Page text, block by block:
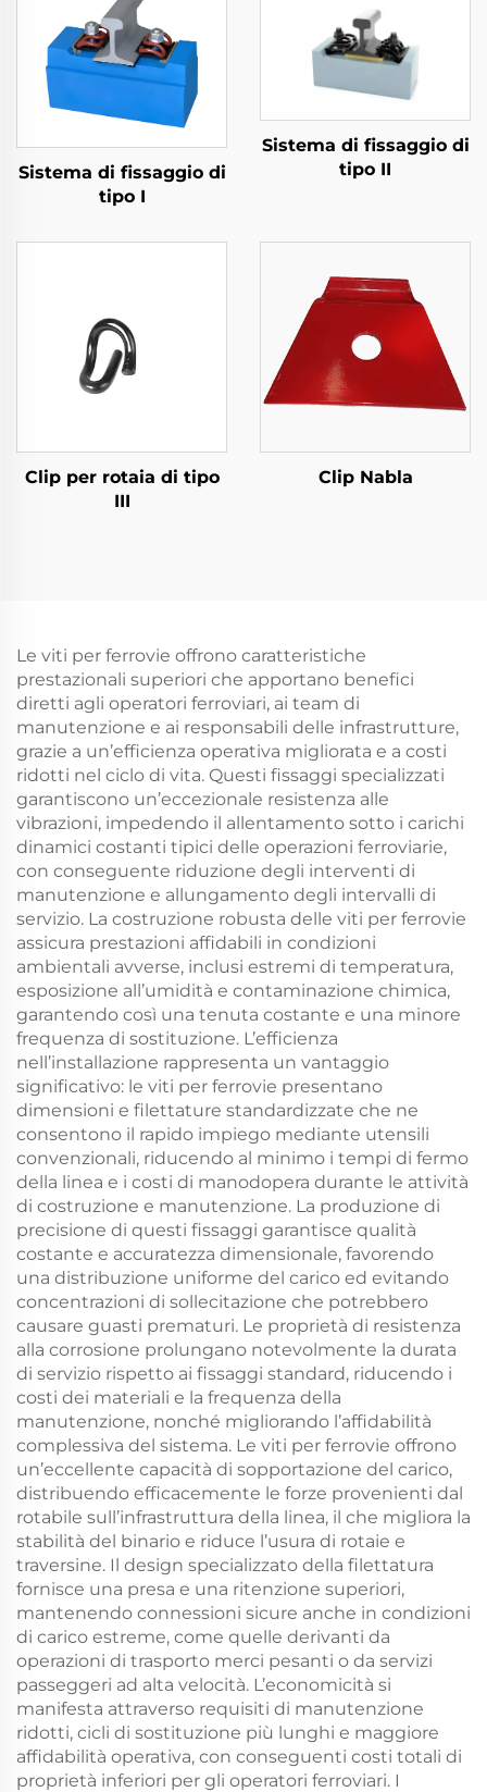
Sistema di fissaggio di
tipo I
Sistema di fissaggio di
tipo II
Clip per rotaia di tipo
III
Clip Nabla
Le viti per ferrovie offrono caratteristiche
prestazionali superiori che apportano benefici
diretti agli operatori ferroviari, ai team di
manutenzione e ai responsabili delle infrastrutture,
grazie a un’efficienza operativa migliorata e a costi
ridotti nel ciclo di vita. Questi fissaggi specializzati
garantiscono un’eccezionale resistenza alle
vibrazioni, impedendo il allentamento sotto i carichi
dinamici costanti tipici delle operazioni ferroviarie,
con conseguente riduzione degli interventi di
manutenzione e allungamento degli intervalli di
servizio. La costruzione robusta delle viti per ferrovie
assicura prestazioni affidabili in condizioni
ambientali avverse, inclusi estremi di temperatura,
esposizione all’umidità e contaminazione chimica,
garantendo così una tenuta costante e una minore
frequenza di sostituzione. L’efficienza
nell’installazione rappresenta un vantaggio
significativo: le viti per ferrovie presentano
dimensioni e filettature standardizzate che ne
consentono il rapido impiego mediante utensili
convenzionali, riducendo al minimo i tempi di fermo
della linea e i costi di manodopera durante le attività
di costruzione e manutenzione. La produzione di
precisione di questi fissaggi garantisce qualità
costante e accuratezza dimensionale, favorendo
una distribuzione uniforme del carico ed evitando
concentrazioni di sollecitazione che potrebbero
causare guasti prematuri. Le proprietà di resistenza
alla corrosione prolungano notevolmente la durata
di servizio rispetto ai fissaggi standard, riducendo i
costi dei materiali e la frequenza della
manutenzione, nonché migliorando l’affidabilità
complessiva del sistema. Le viti per ferrovie offrono
un’eccellente capacità di sopportazione del carico,
distribuendo efficacemente le forze provenienti dal
rotabile sull’infrastruttura della linea, il che migliora la
stabilità del binario e riduce l’usura di rotaie e
traversine. Il design specializzato della filettatura
fornisce una presa e una ritenzione superiori,
mantenendo connessioni sicure anche in condizioni
di carico estreme, come quelle derivanti da
operazioni di trasporto merci pesanti o da servizi
passeggeri ad alta velocità. L’economicità si
manifesta attraverso requisiti di manutenzione
ridotti, cicli di sostituzione più lunghi e maggiore
affidabilità operativa, con conseguenti costi totali di
proprietà inferiori per gli operatori ferroviari. I